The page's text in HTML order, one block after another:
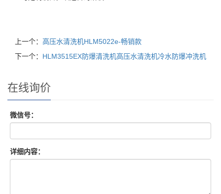
上一个： 高压水清洗机HLM5022e-畅销款
下一个： HLM3515EX防爆清洗机高压水清洗机冷水防爆冲洗机
在线询价
微信号：
详细内容：